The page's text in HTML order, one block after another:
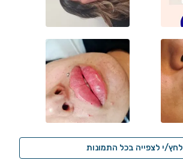
לחץ/י לצפייה בכל התמונות